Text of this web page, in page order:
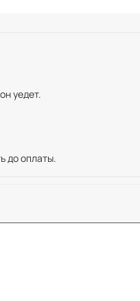
уедет.
до оплаты.